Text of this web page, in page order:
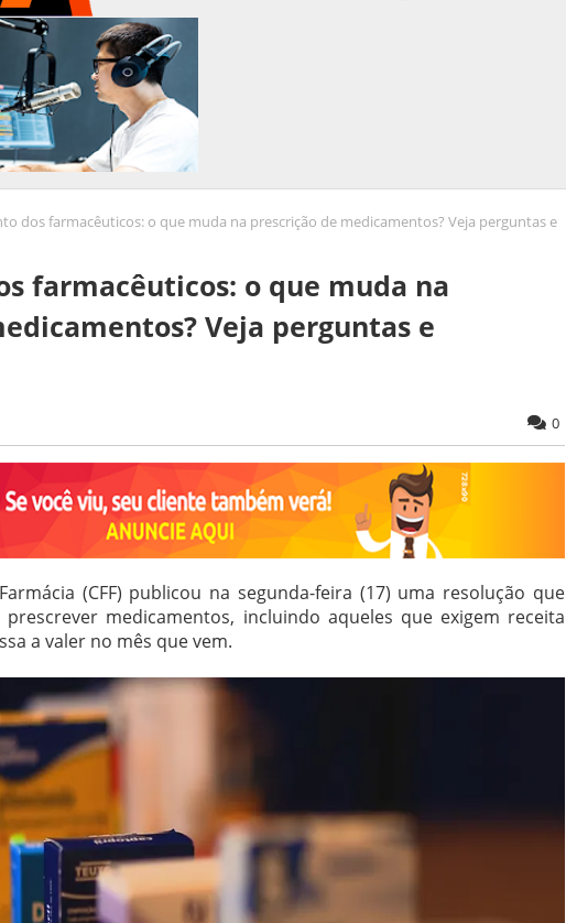
dos farmacêuticos: o que muda na prescrição de medicamentos? Veja perguntas e
farmacêuticos: o que muda na
Veja perguntas e
0
(CFF) publicou na segunda-feira (17) uma resolução que
medicamentos, incluindo aqueles que exigem receita
a valer no mês que vem.